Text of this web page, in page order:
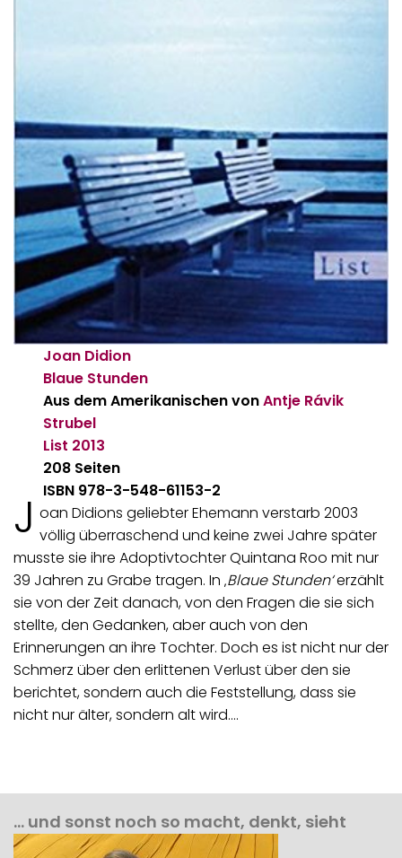
Joan Didion
Blaue Stunden
Aus dem Amerikanischen vonAntje Rávik
Strubel
List 2013
208 Seiten
ISBN 978-3-548-61153-2
J oan Didions geliebter Ehemann verstarb 2003
völlig überraschend und keine zwei Jahre später
musste sie ihre Adoptivtochter Quintana Roo mit nur
39 Jahren zu Grabe tragen. In ‚Blaue Stunden‘erzählt
sie von der Zeit danach, von den Fragen die sie sich
stellte, den Gedanken, aber auch von den
Erinnerungen an ihre Tochter. Doch es ist nicht nur der
Schmerz über den erlittenen Verlust über den sie
berichtet, sondern auch die Feststellung, dass sie
nicht nur älter, sondern alt wird.…
… und sonst noch so macht, denkt, sieht